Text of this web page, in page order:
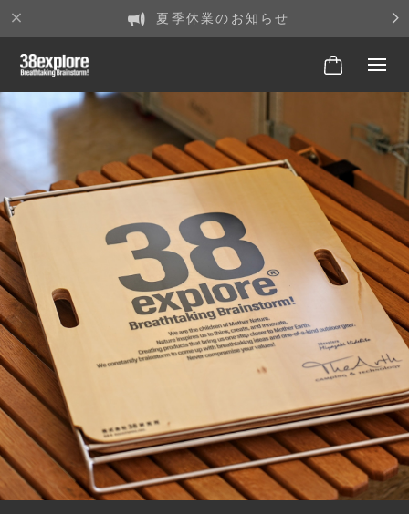
夏季休業のお知らせ